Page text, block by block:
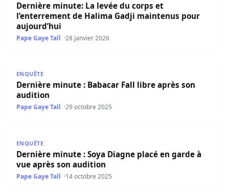
Dernière minute: La levée du corps et
l’enterrement de Halima Gadji maintenus pour
aujourd’hui
Pape Gaye Tall 28 janvier 2026
ENQUÊTE
Dernière minute : Babacar Fall libre après son
audition
Pape Gaye Tall 29 octobre 2025
ENQUÊTE
Dernière minute : Soya Diagne placé en garde à
vue après son audition
Pape Gaye Tall 14 octobre 2025